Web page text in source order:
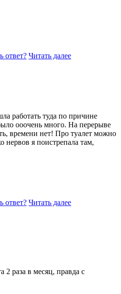
ответ? Читать далее
работать туда по причине
ооочень много. На перерыве
времени нет! Про туалет можно
нервов я поистрепала там,
ответ? Читать далее
раза в месяц, правда с